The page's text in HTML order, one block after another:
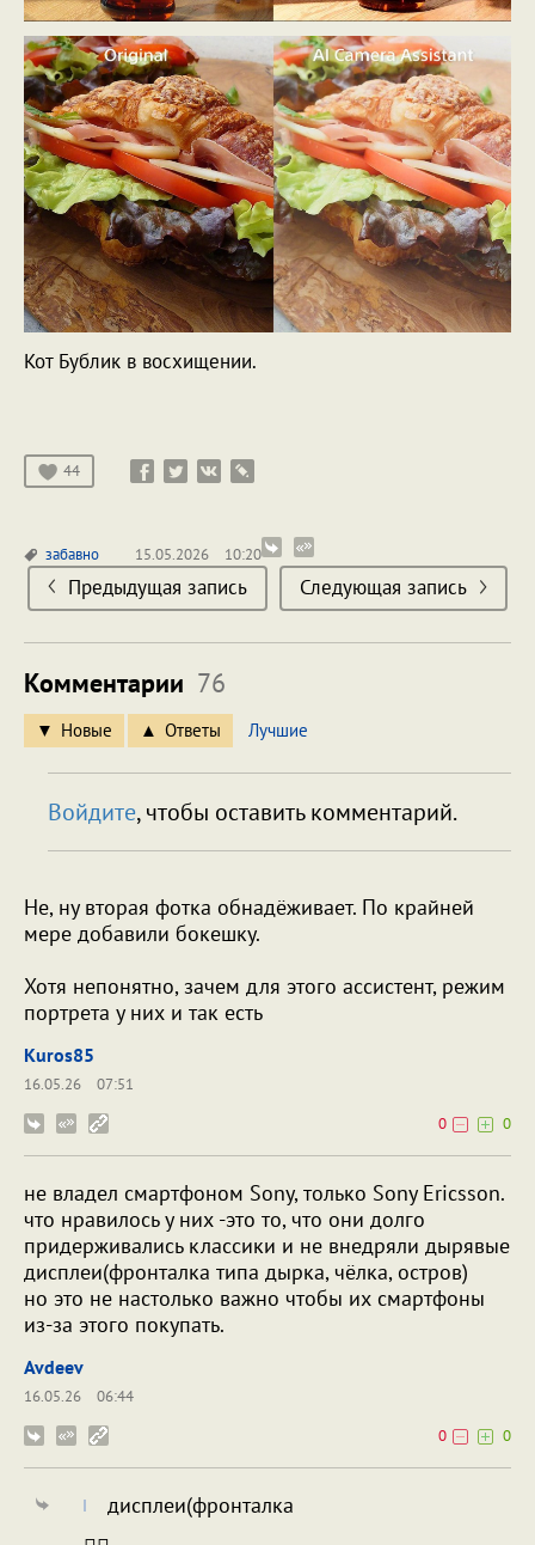
Кот Бублик в восхищении.
44
забавно 15.05.2026 10:20
Предыдущая запись Следующая запись
Комментарии 76
Новые Ответы Лучшие
Войдите, чтобы оставить комментарий.
Не, ну вторая фотка обнадёживает. По крайней
мере добавили бокешку.
Хотя непонятно, зачем для этого ассистент, режим
портрета у них и так есть
Kuros85
16.05.26
07:51
0
0
не владел смартфоном Sony, только Sony Ericsson.
что нравилось у них -это то, что они долго
придерживались классики и не внедряли дырявые
дисплеи(фронталка типа дырка, чёлка, остров)
но это не настолько важно чтобы их смартфоны
из-за этого покупать.
Avdeev
16.05.26
06:44
0
0
дисплеи(фронталка